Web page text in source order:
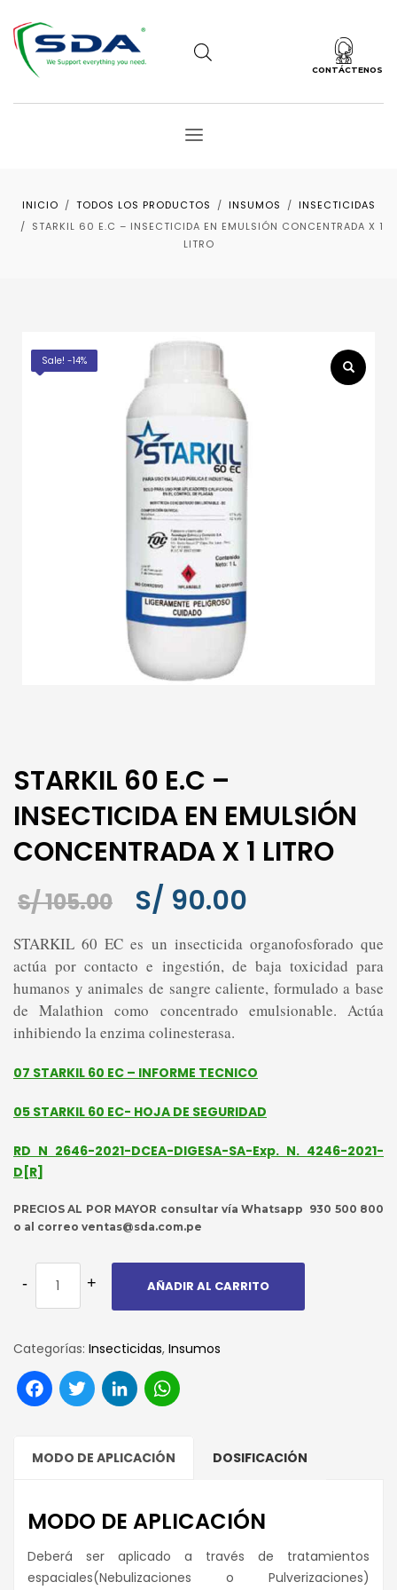
CONTÁCTENOS
INICIO TODOS LOS PRODUCTOS INSUMOS
INSECTICIDAS
STARKIL 60 E.C – INSECTICIDA EN EMULSIÓN CONCENTRADA X 1
LITRO
Sale! -14%
STARKIL 60 E.C –
INSECTICIDA EN EMULSIÓN
CONCENTRADA X 1 LITRO
S/105.00
El
original
era:
S/ 105.00.
S/ 90.00
actual
es:
S/ 90.00.
STARKIL 60 EC es un insecticida organofosforado que
actúa por contacto e ingestión, de baja toxicidad para
humanos y animales de sangre caliente, formulado a base
de Malathion como concentrado emulsionable. Actúa
inhibiendo la enzimacolinesterasa.
07 STARKIL 60 EC – INFORME TECNICO
05 STARKIL 60 EC- HOJA DE SEGURIDAD
RD N 2646-2021-DCEA-DIGESA-SA-Exp. N. 4246-2021-
D[R]
PRECIOS AL POR MAYOR consultar vía Whatsapp 930 500 800
o al correo ventas@sda.com.pe
AÑADIR AL CARRITO
Categorías: Insecticidas, Insumos
Facebook
TwitterLinkedIn
MODO DE APLICACIÓN DOSIFICACIÓN
MODO DE APLICACIÓN
Deberá ser aplicado a través de tratamientos
espaciales(Nebulizaciones o Pulverizaciones)